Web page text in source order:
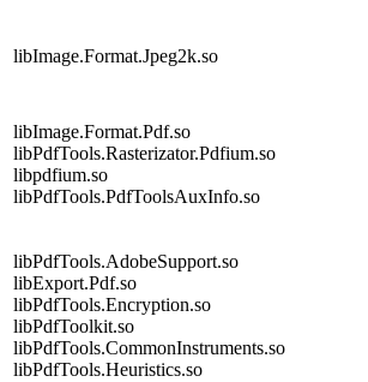
libImage.Format.Jpeg2k.so
libImage.Format.Pdf.so
libPdfTools.Rasterizator.Pdfium.so
libpdfium.so
libPdfTools.PdfToolsAuxInfo.so
libPdfTools.AdobeSupport.so
libExport.Pdf.so
libPdfTools.Encryption.so
libPdfToolkit.so
libPdfTools.CommonInstruments.so
libPdfTools.Heuristics.so